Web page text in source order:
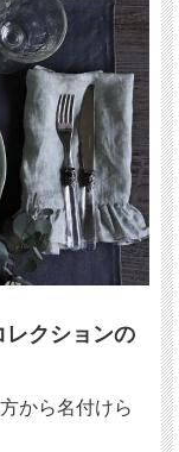
クションの
から名付けら